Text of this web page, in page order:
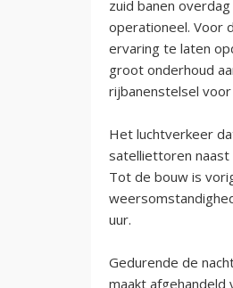
zuid banen
operationeel. Voor
ervaring te laten
groot onderhoud
rijbanenstelsel
Het luchtverkeer
satelliettoren naast
Tot de bouw is
uur.
Gedurende de
maakt afgehandeld